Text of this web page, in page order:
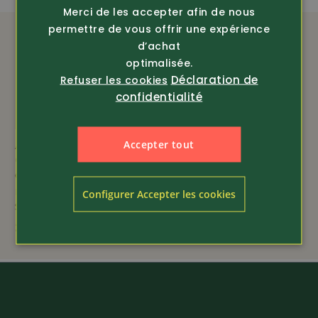
(Coupe plutôt petite, nous recommandons de choisir
de préférence une taille au-dessus)
Respirant imperméable
ÉQUIPEMENT
EN-ISO 20471 classe3
100% imperméable
Élastique grâce au stretch
Article 445653
Chaussure de
montagne de sécurité
S3 Sie...
Merci de les accepter afin de nous
permettre de vous offrir une expérience
d’achat
optimalisée.
Refuser les cookies Déclaration de
confidentialité
Accepter tout
Configurer Accepter les cookies